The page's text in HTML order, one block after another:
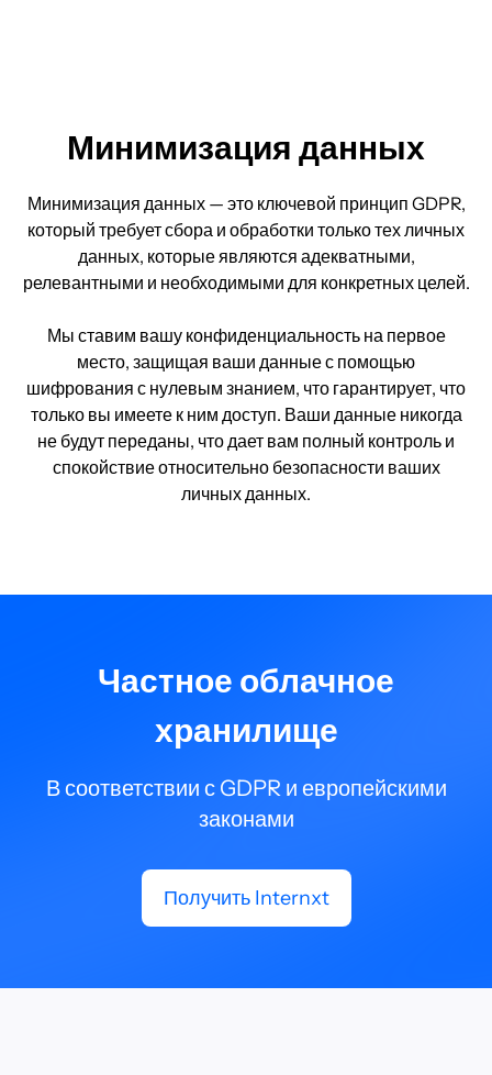
Минимизация данных
Минимизация данных — это ключевой принцип GDPR,
который требует сбора и обработки только тех личных
данных, которые являются адекватными,
релевантными и необходимыми для конкретных целей.
Мы ставим вашу конфиденциальность на первое
место, защищая ваши данные с помощью
шифрования с нулевым знанием, что гарантирует, что
только вы имеете к ним доступ. Ваши данные никогда
не будут переданы, что дает вам полный контроль и
спокойствие относительно безопасности ваших
личных данных.
Частное облачное
хранилище
В соответствии с GDPR и европейскими
законами
Получить Internxt